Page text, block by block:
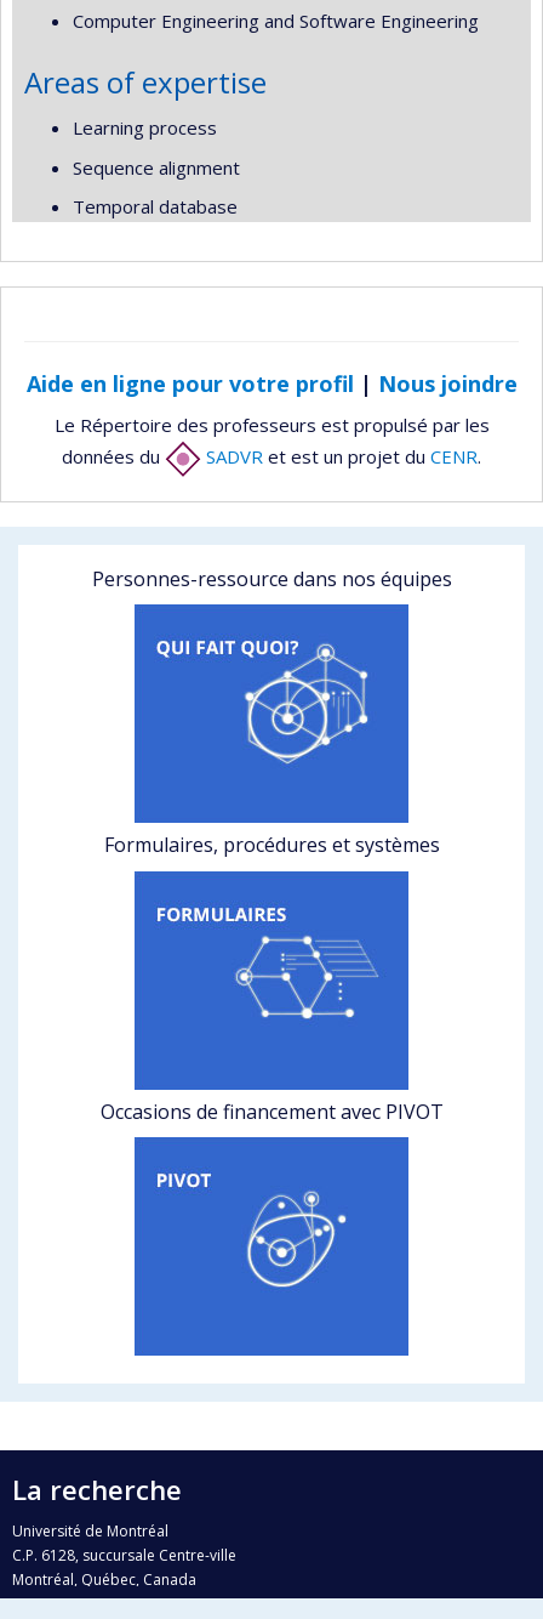
Computer Engineering and Software Engineering
Areas of expertise
Learning process
Sequence alignment
Temporal database
Aide en ligne pour votre profil | Nous joindre
Le Répertoire des professeurs est propulsé par les
données du
SADVR et est un projet du CENR.
Personnes-ressource dans nos équipes
Formulaires, procédures et systèmes
Occasions de financement avec PIVOT
La recherche
Université de Montréal
C.P. 6128, succursale Centre-ville
Montréal, Québec, Canada
H3C 3J7